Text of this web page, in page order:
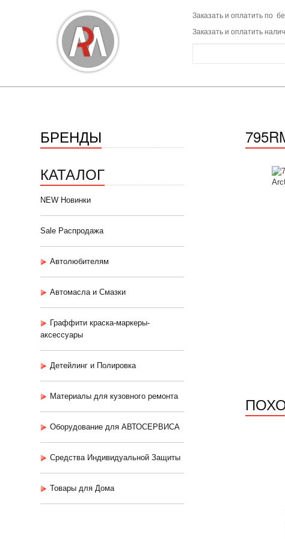
Заказать и оплатить по
Заказать и оплатить
БРЕНДЫ
КАТАЛОГ
NEW Новинки
Sale Распродажа
Автолюбителям
Автомасла и Смазки
Граффити краска-маркеры-
аксессуары
Детейлинг и Полировка
Материалы для кузовного ремонта
Оборудование для АВТОСЕРВИСА
Средства Индивидуальной Защиты
Товары для Дома